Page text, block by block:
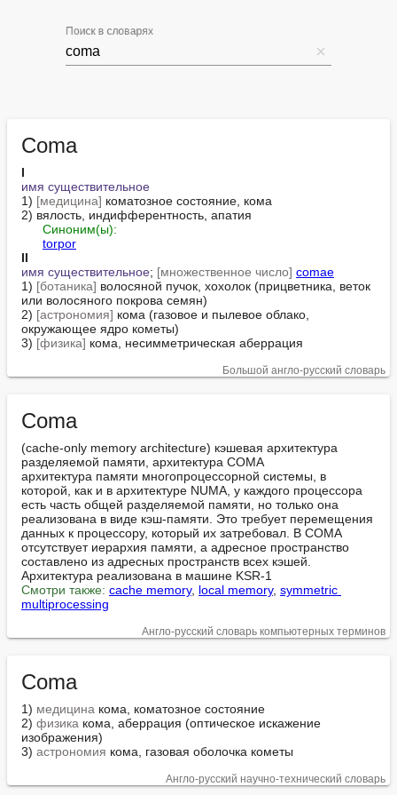
Поиск в словарях
Coma
I
имя существительное
1) [медицина] коматозное состояние, кома
2) вялость, индифферентность, апатия
Синоним(ы):
torpor
II
имя существительное; [множественное число] comae
1) [ботаника] волосяной пучок, хохолок (прицветника, веток
или волосяного покрова семян)
2) [астрономия] кома (газовое и пылевое облако,
окружающее ядро кометы)
3) [физика] кома, несимметрическая аберрация
Большой англо-русский словарь
Coma
(cache-only memory architecture) кэшевая архитектура
разделяемой памяти, архитектура COMA
архитектура памяти многопроцессорной системы, в
которой, как и в архитектуре NUMA, у каждого процессора
есть часть общей разделяемой памяти, но только она
реализована в виде кэш-памяти. Это требует перемещения
данных к процессору, который их затребовал. В COMA
отсутствует иерархия памяти, а адресное пространство
составлено из адресных пространств всех кэшей.
Смотри также: cache memory, local memory, symmetric
multiprocessing
Англо-русский словарь компьютерных терминов
Coma
1) медицина кома, коматозное состояние
2) физика кома, аберрация (оптическое искажение
изображения)
3) астрономия кома, газовая оболочка кометы
Англо-русский научно-технический словарь